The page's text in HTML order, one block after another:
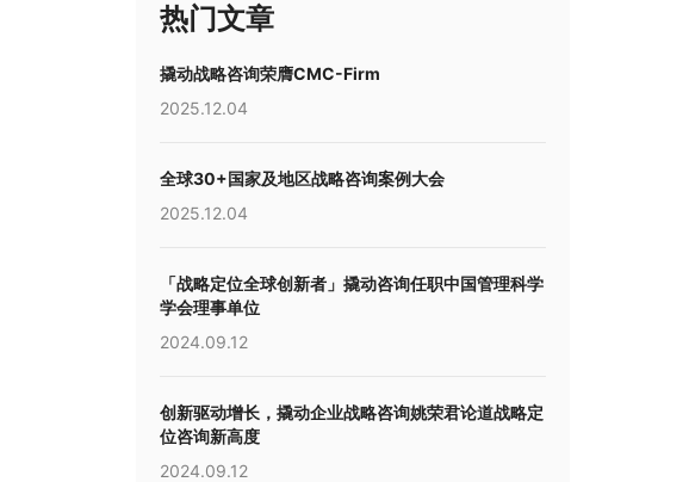
热门文章
撬动战略咨询荣膺CMC-Firm
2025.12.04
全球30+国家及地区战略咨询案例大会
2025.12.04
「战略定位全球创新者」撬动咨询任职中国管理科学
学会理事单位
2024.09.12
创新驱动增长，撬动企业战略咨询姚荣君论道战略定
位咨询新高度
2024.09.12